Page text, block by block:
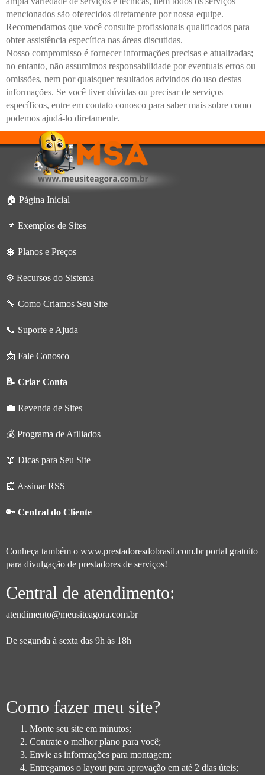
mencionados são oferecidos diretamente por nossa equipe.
Recomendamos que você consulte profissionais qualificados para
obter assistência específica nas áreas discutidas.
Nosso compromisso é fornecer informações precisas e atualizadas;
no entanto, não assumimos responsabilidade por eventuais erros ou
omissões, nem por quaisquer resultados advindos do uso destas
informações. Se você tiver dúvidas ou precisar de serviços
específicos, entre em contato conosco para saber mais sobre como
podemos ajudá-lo diretamente.
🏠 Página Inicial
📌 Exemplos de Sites
💲 Planos e Preços
⚙️ Recursos do Sistema
🔧 Como Criamos Seu Site
📞 Suporte e Ajuda
📩 Fale Conosco
📝 Criar Conta
💼 Revenda de Sites
💰 Programa de Afiliados
📖 Dicas para Seu Site
📰 Assinar RSS
🔑 Central do Cliente
Conheça também o www.prestadoresdobrasil.com.brportal gratuito
para divulgação de prestadores de serviços!
Central de atendimento:
atendimento@meusiteagora.com.br
De segunda à sexta das 9h às 18h
Como fazer meu site?
Monte seu site em minutos;
Contrate o melhor plano para você;
Envie as informações para montagem;
Entregamos o layout para aprovação em até 2 dias úteis;